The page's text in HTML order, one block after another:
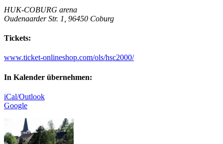
HUK-COBURG arena
Oudenaarder Str. 1, 96450 Coburg
Tickets:
www.ticket-onlineshop.com/ols/hsc2000/
In Kalender übernehmen:
iCal/Outlook
Google